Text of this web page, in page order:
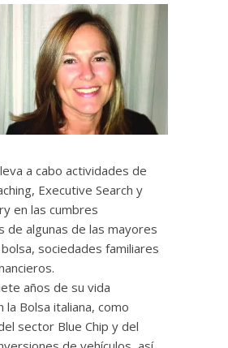
a cabo actividades de
Executive Search y
en las cumbres
de algunas de las mayores
sociedades familiares
años de su vida
la Bolsa italiana, como
sector Blue Chip y del